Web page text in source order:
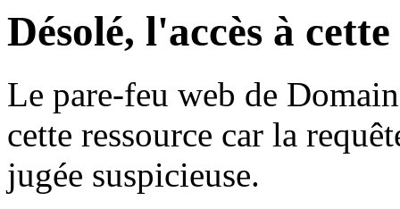
Désolé, l'accès à
Le pare-feu web de
cette ressource car la
jugée suspicieuse.